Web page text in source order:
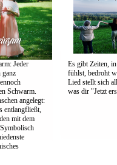
Jeder
ganz
Schwarm.
angelegt:
entlangfließt,
mit dem
Es gibt Zeiten,
fühlst, bedroht
Lied stellt sich
was dir "Jetzt